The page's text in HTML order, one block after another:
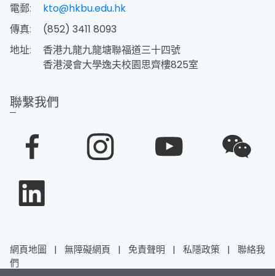
電郵:
kto@hkbu.edu.hk
傳真:
(852) 3411 8093
地址:
香港九龍九龍塘聯福道三十四號
香港浸會大學逸夫校園思齊樓825室
聯繫我們
網頁地圖 | 無障礙網頁 | 免責聲明 | 私隱政策 |
聯絡我
們